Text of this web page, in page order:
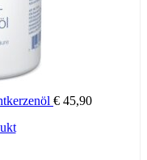
Siliciumdioxid;
von
€ 45,90